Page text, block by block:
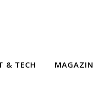
& TECH MAGAZIN